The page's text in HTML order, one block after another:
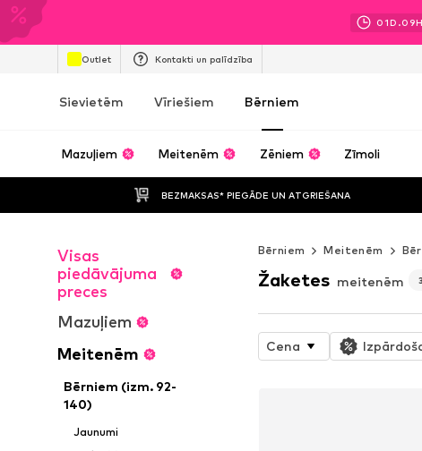
01D.09H
Outlet Kontakti un palīdzība
Sievietēm Vīriešiem Bērniem
Mazuļiem Meitenēm Zēniem Zīmoli
BEZMAKSAS* PIEGĀDE UN ATGRIEŠANA
Visas
piedāvājuma
preces
Mazuļiem
Meitenēm
Bērniem (izm. 92-
140)
Jaunumi
Bērniem Meitenēm
Žaketes meitenēm 3
Cena